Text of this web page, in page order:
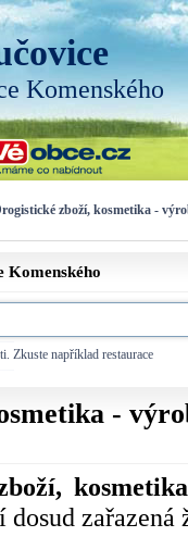
Komenského
zboží, kosmetika -
Komenského
Zkuste například restaurace
-
dosud zařazená